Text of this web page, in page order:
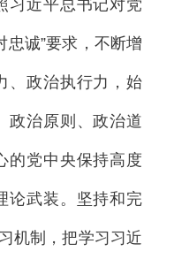
习近平总书记对党
忠诚”要求，不断增
、政治执行力，始
政治原则、政治道
的党中央保持高度
论武装。坚持和完
机制，把学习习近